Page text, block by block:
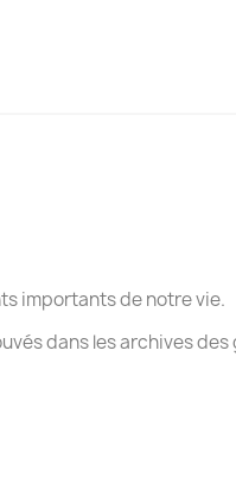
importants de notre vie.
dans les archives des